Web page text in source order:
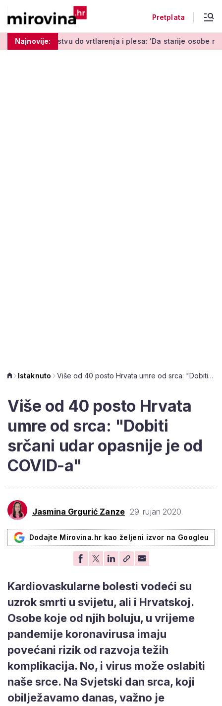
Pretplata
Najnovije:
vrtlarenja i plesa: 'Da starije osobe ne ostavimo same'
Istaknuto Više od 40 posto Hrvata umre od srca: "Dobiti srčani udar opasnije je od COVID-a"
Više od 40 posto Hrvata
umre od srca: "Dobiti
srčani udar opasnije je od
COVID-a"
Jasmina Grgurić Zanze 29. rujan 2020.
Dodajte Mirovina.hr kao željeni izvor na Googleu
Kardiovaskularne bolesti vodeći su
uzrok smrti u svijetu, ali i Hrvatskoj.
Osobe koje od njih boluju, u vrijeme
pandemije koronavirusa imaju
povećani rizik od razvoja težih
komplikacija. No, i virus može oslabiti
naše srce. Na Svjetski dan srca, koji
obilježavamo danas, važno je